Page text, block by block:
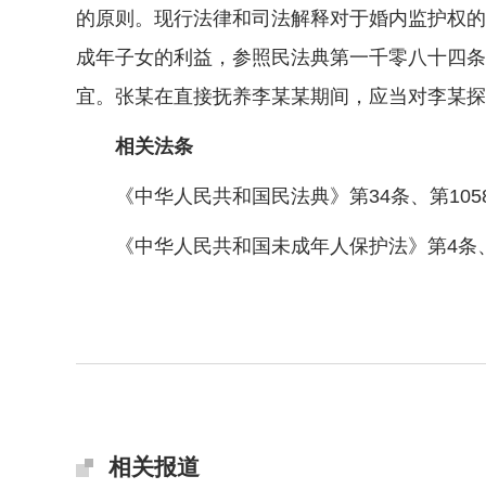
的原则。现行法律和司法解释对于婚内监护权
成年子女的利益，参照民法典第一千零八十四
宜。张某在直接抚养李某某期间，应当对李某
相关法条
《中华人民共和国民法典》第34条、第
《中华人民共和国未成年人保护法》第4条
相关报道